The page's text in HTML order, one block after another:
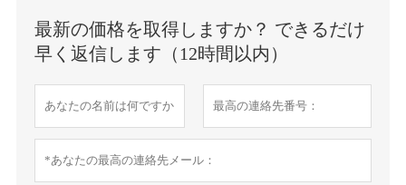
最新の価格を取得しますか？ できるだけ
早く返信します（12時間以内）